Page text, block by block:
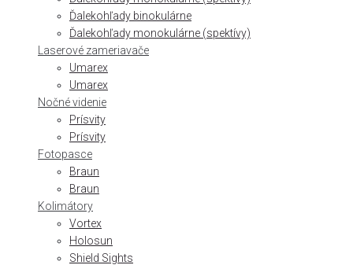
Ďalekohľady binokulárne
Ďalekohľady monokulárne (spektívy)
Laserové zameriavače
Umarex
Umarex
Nočné videnie
Prísvity
Prísvity
Fotopasce
Braun
Braun
Kolimátory
Vortex
Holosun
Shield Sights